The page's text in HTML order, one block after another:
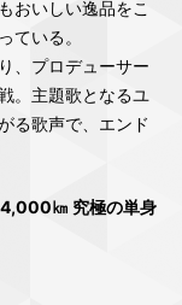
おいしい逸品をこ
ている。
、プロデューサー
。主題歌となるユ
る歌声で、エンド
㎞ 究極の単身